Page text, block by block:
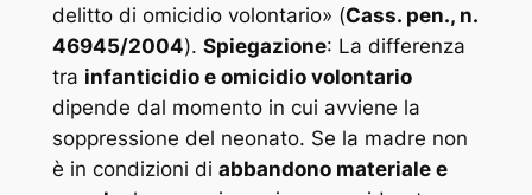
delitto di omicidio volontario» (Cass. pen., n.
46945/2004). Spiegazione: La differenza
tra infanticidio e omicidio volontario
dipende dal momento in cui avviene la
soppressione del neonato. Se la madre non
è in condizioni di abbandono materiale e